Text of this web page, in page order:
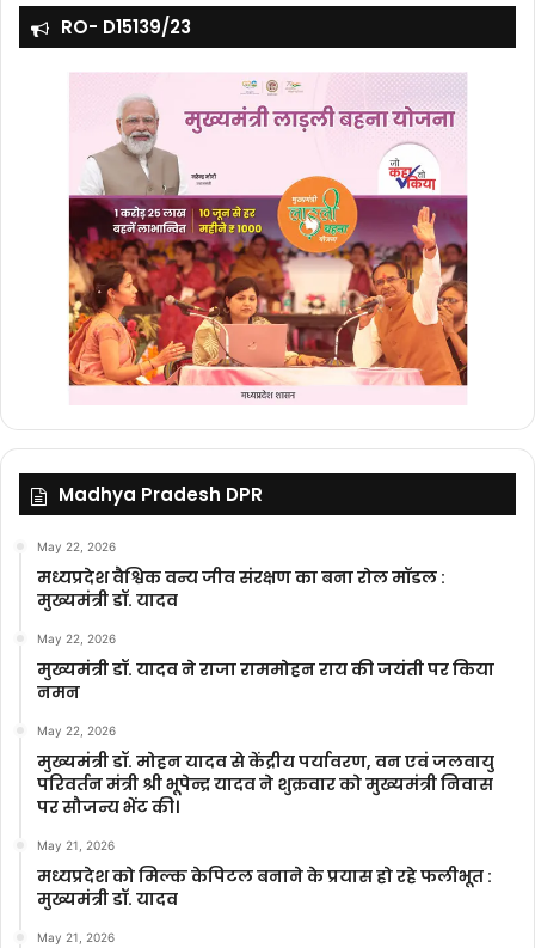
RO- D15139/23
Madhya Pradesh DPR
May 22, 2026
मध्यप्रदेश वैश्विक वन्य जीव संरक्षण का बना रोल मॉडल :
मुख्यमंत्री डॉ. यादव
May 22, 2026
मुख्यमंत्री डॉ. यादव ने राजा राममोहन राय की जयंती पर किया
नमन
May 22, 2026
मुख्यमंत्री डॉ. मोहन यादव से केंद्रीय पर्यावरण, वन एवं जलवायु
परिवर्तन मंत्री श्री भूपेन्द्र यादव ने शुक्रवार को मुख्यमंत्री निवास
पर सौजन्य भेंट की।
May 21, 2026
मध्यप्रदेश को मिल्क केपिटल बनाने के प्रयास हो रहे फलीभूत :
मुख्यमंत्री डॉ. यादव
May 21, 2026